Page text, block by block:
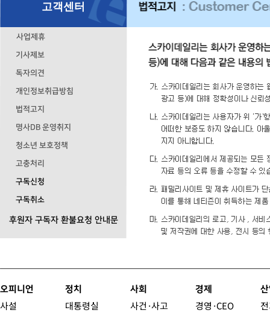
고객센터
사업제휴
기사제보
독자의견
개인정보취급방침
법적고지
명사DB 운영취지
청소년 보호정책
고충처리
구독신청
구독취소
후원자 구독자 환불요청 안내문
오피니언
사설
정치
대통령실
사회
사건·사고
경제
경영·CEO